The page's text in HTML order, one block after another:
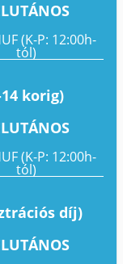
(K-P: 12:00h-
tól)
korig)
(K-P: 12:00h-
tól)
díj)